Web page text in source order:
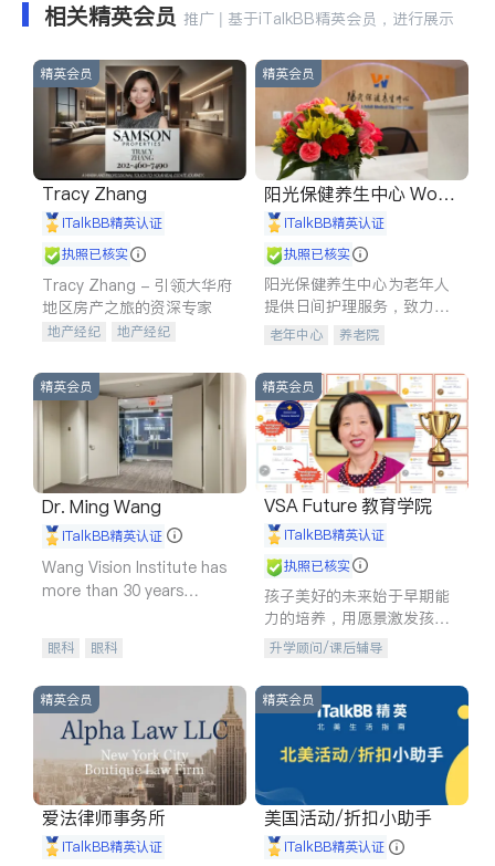
相关精英会员 推广 | 基于iTalkBB精英会员，进行展示
精英会员
Tracy Zhang
iTalkBB精英认证
执照已核实
Tracy Zhang - 引领大华府
地区房产之旅的资深专家
地产经纪
地产经纪
商铺租售
开发商建商
精英会员
阳光保健养生中心 World
shine
iTalkBB精英认证
执照已核实
阳光保健养生中心为老年人
提供日间护理服务，致力于
通过持续的护理创新来有效
老年中心 养老院
精英会员
Dr. Ming Wang
iTalkBB精英认证
Wang Vision Institute has
more than 30 years
眼科 眼科
精英会员
VSA Future 教育学院
iTalkBB精英认证
执照已核实
孩子美好的未来始于早期能
力的培养，用愿景激发孩子
的学习潜力和动力。理念：
拥有成长型心态是成功的基
石。
升学顾问/课后辅导
精英会员
爱法律师事务所
iTalkBB精英认证
精英会员
美国活动/折扣小助手
iTalkBB精英认证